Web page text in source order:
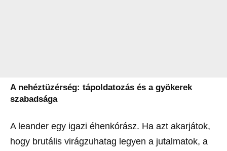
A nehéztüzérség: tápoldatozás és a gyökerek
szabadsága
A leander egy igazi éhenkórász. Ha azt akarjátok,
hogy brutális virágzuhatag legyen a jutalmatok, a